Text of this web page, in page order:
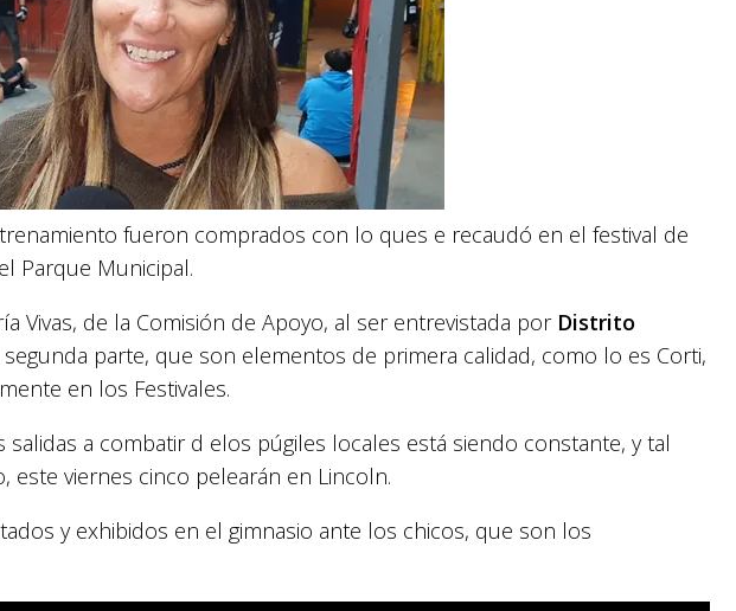
fueron comprados con lo ques e recaudó en el festival de
Parque Municipal.
Vivas, de la Comisión de Apoyo, al ser entrevistada por Distrito
parte, que son elementos de primera calidad, como lo es Corti,
en los Festivales.
salidas a combatir d elos púgiles locales está siendo constante, y tal
este viernes cinco pelearán en Lincoln.
y exhibidos en el gimnasio ante los chicos, que son los